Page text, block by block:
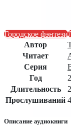
Городское фэнтези
Автор
Читает
Серия
Год
Длительность
Прослушиваний
Описание аудиокниги